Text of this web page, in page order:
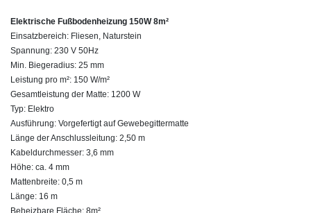
Elektrische Fußbodenheizung 150W 8m²
Einsatzbereich: Fliesen, Naturstein
Spannung: 230 V 50Hz
Min. Biegeradius: 25 mm
Leistung pro m²: 150 W/m²
Gesamtleistung der Matte: 1200 W
Typ: Elektro
Ausführung: Vorgefertigt auf Gewebegittermatte
Länge der Anschlussleitung: 2,50 m
Kabeldurchmesser: 3,6 mm
Höhe: ca. 4 mm
Mattenbreite: 0,5 m
Länge: 16 m